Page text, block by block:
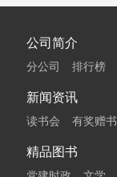
公司简介
分公司 排行榜
新闻资讯
读书会 有奖赠书
精品图书